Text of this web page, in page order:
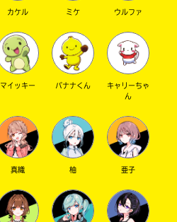
カケル ミケ ウルファ
マイッキー バナナくん
キャリーちゃ
ん
真織 柚 亜子
い
い
る
の
度
て
み